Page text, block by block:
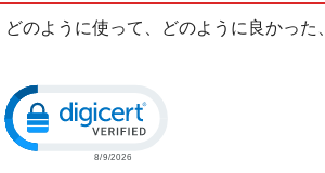
のように使って、どのように良かっ